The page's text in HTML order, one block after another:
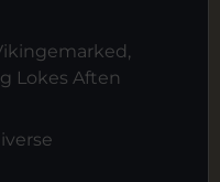
Lokes Aften